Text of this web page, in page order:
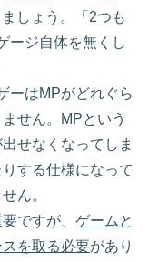
しょう。「2つも
ージ自体を無くし
ーはMPがどれぐら
せん。MPという
せなくなってしま
する仕様になって
ん。
ですが、 ゲームと
を取る必要があり